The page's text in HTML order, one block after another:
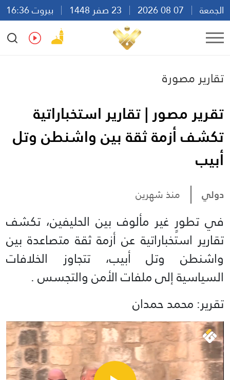
الجمعة
بيروت 16:36
Ar
En Fr Es
تقارير مصورة
تقرير مصور | تقارير استخباراتية
تكشف أزمة ثقة بين واشنطن وتل
أبيب
دولي منذ شهرين
في تطورٍ غير مألوف بين الحليفين، تكشف
تقارير استخباراتية عن أزمة ثقة متصاعدة بين
واشنطن وتل أبيب، تتجاوز الخلافات
السياسية إلى ملفات الأمن والتجسس .
تقرير: محمد حمدان